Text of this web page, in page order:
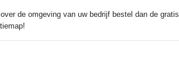
de omgeving van uw bedrijf bestel dan de gratis